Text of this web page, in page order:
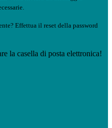
Effettua il reset della password
la casella di posta elettronica!